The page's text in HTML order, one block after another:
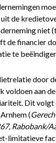
de
niet
de financier
te
door
voldoen aan
Dit volgt
(
Rabobank/
limitatieve